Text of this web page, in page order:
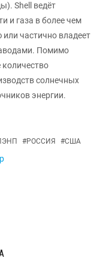
Shell ведёт
и газа в более чем
частично владеет
Помимо
количество
солнечных
энергии.
#РОССИЯ #США